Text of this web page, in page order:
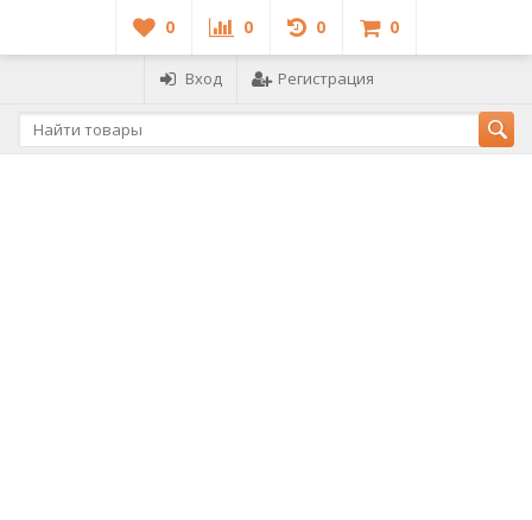
0 0 0 0
Вход Регистрация